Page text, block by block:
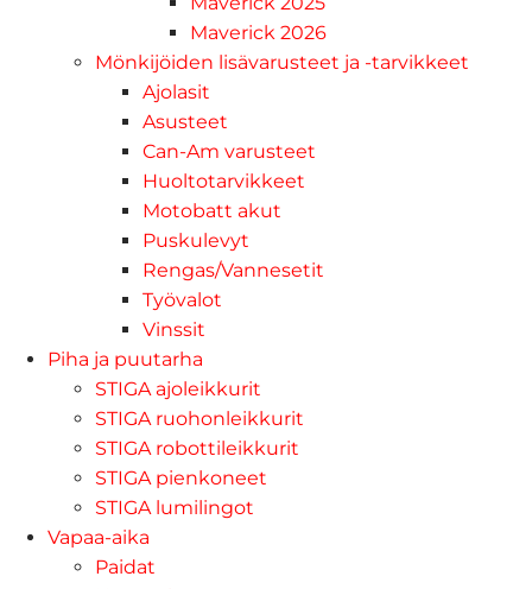
Maverick 2026
Mönkijöiden lisävarusteet ja -tarvikkeet
Ajolasit
Asusteet
Can-Am varusteet
Huoltotarvikkeet
Motobatt akut
Puskulevyt
Rengas/Vannesetit
Työvalot
Vinssit
Piha ja puutarha
STIGA ajoleikkurit
STIGA ruohonleikkurit
STIGA robottileikkurit
STIGA pienkoneet
STIGA lumilingot
Vapaa-aika
Paidat